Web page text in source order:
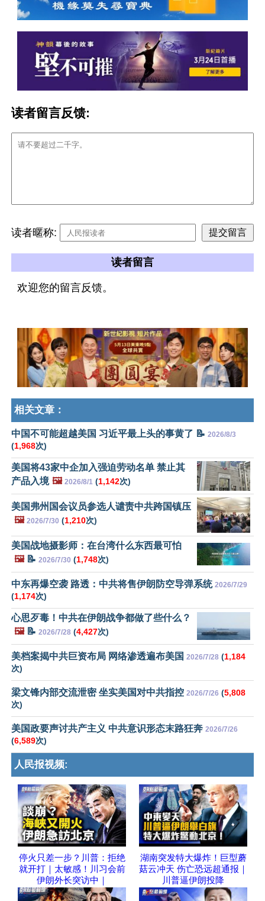
读者留言反馈:
读者暱称:
读者留言
欢迎您的留言反馈。
相关文章：
中国不可能超越美国 习近平最上头的事黄了 📝 2026/8/3
(1,968次)
美国将43家中企加入强迫劳动名单 禁止其
产品入境 🖼️ 2026/8/1 (1,142次)
美国弗州国会议员参选人谴责中共跨国镇压
🖼️ 2026/7/30 (1,210次)
美国战地摄影师：在台湾什么东西最可怕
🖼️📝 2026/7/30 (1,748次)
中东再爆空袭 路透：中共将售伊朗防空导弹系统 2026/7/29
(1,174次)
心思歹毒！中共在伊朗战争都做了些什么？
🖼️📝 2026/7/28 (4,427次)
美档案揭中共巨资布局 网络渗透遍布美国 2026/7/28 (1,184
次)
梁文锋内部交流泄密 坐实美国对中共指控 2026/7/26 (5,808
次)
美国政要声讨共产主义 中共意识形态末路狂奔 2026/7/26
(6,589次)
人民报视频:
停火只差一步？川普：拒绝
就开打｜太敏感！川习会前
伊朗外长突访中｜
湖南突发特大爆炸！巨型蘑
菇云冲天 伤亡恐远超通报｜
川普逼伊朗投降